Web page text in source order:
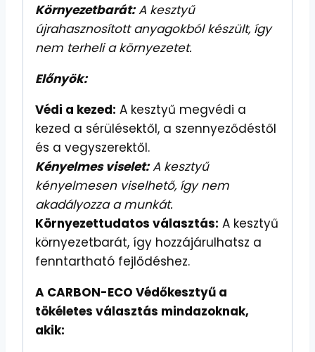
Környezetbarát:A kesztyű
újrahasznosított anyagokból készült, így
nem terheli a környezetet.
Előnyök:
Védi a kezed: A kesztyű megvédi a
kezed a sérülésektől, a szennyeződéstől
és a vegyszerektől.
Kényelmes viselet:A kesztyű
kényelmesen viselhető, így nem
akadályozza a munkát.
Környezettudatos választás: A kesztyű
környezetbarát, így hozzájárulhatsz a
fenntartható fejlődéshez.
A CARBON-ECO Védőkesztyű a
tökéletes választás mindazoknak,
akik: